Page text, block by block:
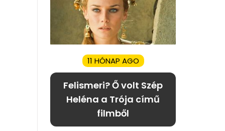
11 HÓNAP AGO
Felismeri? Ő volt Szép
Heléna a Trója című
filmből